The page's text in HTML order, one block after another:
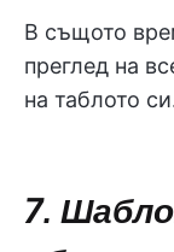
В същото
преглед на
на таблото
7.